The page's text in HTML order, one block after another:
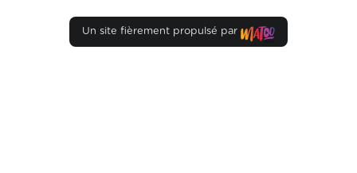
Un site fièrement propulsé par